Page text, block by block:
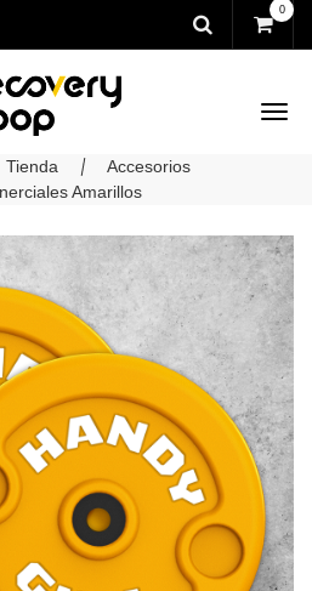
0
Tienda
Accesorios
Amarillos